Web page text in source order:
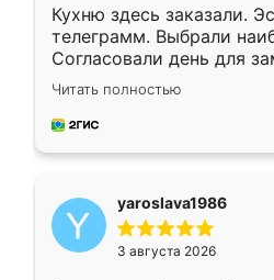
Кухню здесь заказали.
телеграмм. Выбрали
Согласовали день для
недели кухня была уже
довольны работой.
мебель за качественную
Читать полностью
yaroslava1986
3 августа 2026